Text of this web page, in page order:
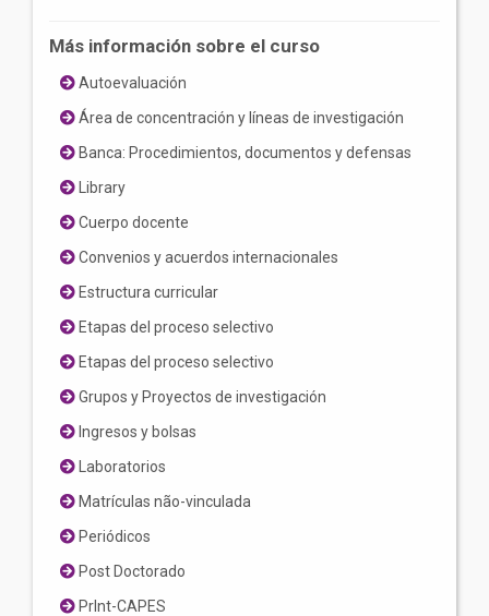
Más información sobre el curso
Autoevaluación
Área de concentración y líneas de investigación
Banca: Procedimientos, documentos y defensas
Library
Cuerpo docente
Convenios y acuerdos internacionales
Estructura curricular
Etapas del proceso selectivo
Etapas del proceso selectivo
Grupos y Proyectos de investigación
Ingresos y bolsas
Laboratorios
Matrículas não-vinculada
Periódicos
Post Doctorado
PrInt-CAPES